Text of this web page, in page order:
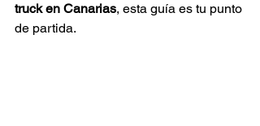
truck en Canarias, esta guía es tu punto
de partida.